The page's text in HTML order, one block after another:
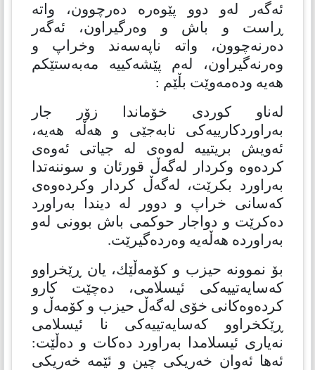
ئەگەر لەو دوو پێوەرە دەرچوون، واتە
ڕاست و باش و وەرگیراون، ئەگەر
دەرنەچوون، واتە ناپەسەند وخراپ و
وەرنەگیراون، لەم پێشەكییە مەبەستێكم
هەیە ودەمەوێت بڵێم :
لەناو كوردی خۆماندا زۆر جار
بەراوردكارییەكی نابەجێی و هەڵە هەیە،
ئەویش بریتییە لەوەی لە جیاتی ئەوەی
كردەوە وكردار لەگەڵ قورئان و سوننەتدا
بەراورد بكرێت، لەگەڵ كردار وكردەوەی
كەسانی خراپ و دوور لە دیندا بەراورد
دەكرێت و دواجار حوكمی باش بوونی لەو
بەراوردە هەڵەیە وەردەگیرێت.
بۆ نموونە حیزب و كۆمەڵێك، یان ڕێخراوو
كەسایەتییەكی ئیسلامی، دەچێت كارو
كردەوەكانی خۆی لەگەڵ حیزب و كۆمەڵ و
ڕێكخراوو كەسایەتییەكی نا ئیسلامی
نەیاری ئیسلامدا بەراورد دەكات و دەڵێت:
ئەها ئەوان خەریكی چین و ئێمە خەریكی